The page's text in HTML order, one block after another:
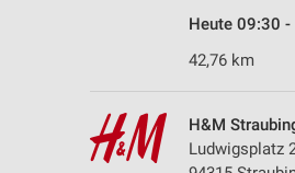
Heute 09:30 -
42,76 km
H&M
Ludwigsplatz